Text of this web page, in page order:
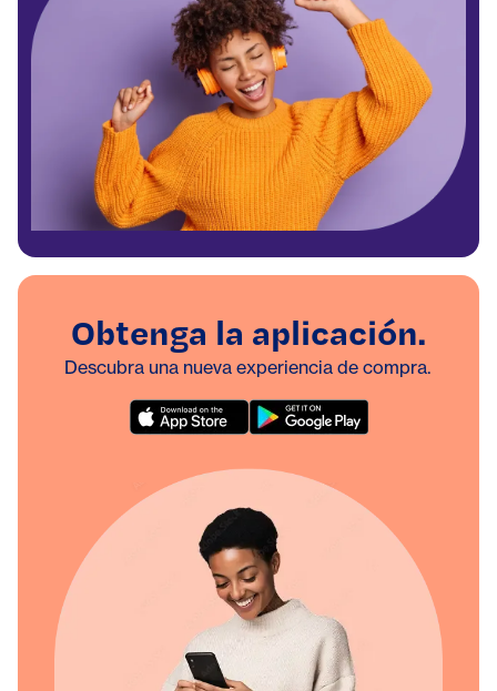
Obtenga la aplicación.
Descubra una nueva experiencia de compra.